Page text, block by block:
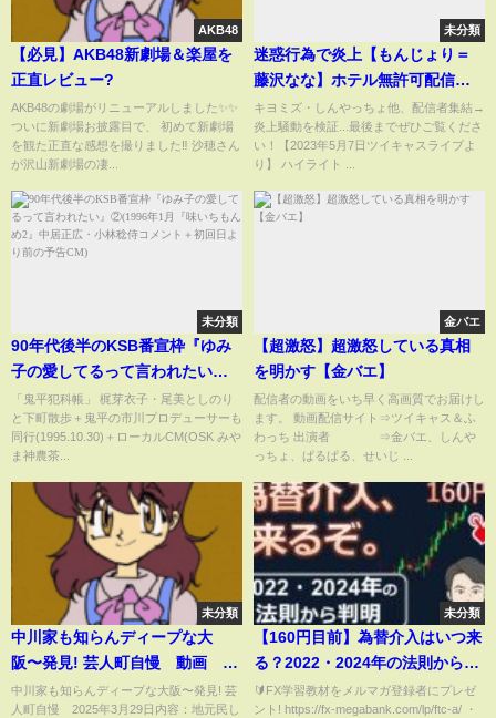
AKB48
【必見】AKB48新劇場＆楽屋を
正直レビュー?
AKB48の劇場がリニューアルしました✨✨
ついに新劇場お披露目で、 初めて新劇場
を観た正直な感想を撮りました‼️ 沙穂さん
が沢山新劇場の凄...
未分類
迷惑行為で炎上【もんじょり＝
藤沢なな】ホテル無許可配信→
スタッフに暴●して逃亡...ツイキ
ャスに未来はあるのか？ #コレコ
レ切り抜き #ツイキャス
キヨミズ・しんやっちょ他、配信者集結→
炎上騒動を検証...最後までぜひご覧くださ
い！【2023年5月7日ツイキャスライブよ
り】 ハイライト ...
未分類
90年代後半のKSB番宣枠『ゆみ
子の愛してるって言われたい』
②(1996年1月『味いちもんめ2』
中居正広・小林稔侍コメント＋
初回日より前の予告CM)
「鬼平犯科帳」 梶芽衣子・尾美としのり
と下町散歩＋鬼平の市川プロデューサーも
同行(1995.10.30)＋ローカルCM(OSK みや
ま神農茶...
金バエ
【超激怒】超激怒している真相
を明かす【金バエ】
配信者の動画をいち早く高画質でお届けし
ます。 動画配信サイト⇒ツイキャス＆ふ
わっち 出演者 ⇒金バエ、しんや
っちょ、ぱるぱる、せいじ ...
未分類
中川家も知らんディープな大
阪〜発見! 芸人町自慢 動画
2025年3月29日
中川家も知らんディープな大阪〜発見! 芸
人町自慢 2025年3月29日内容：地元民し
未分類
【160円目前】為替介入はいつ来
る？2022・2024年の法則から導
く「Xデー」
🔰FX学習教材をメルマガ登録者にプレゼ
ント! https://fx-megabank.com/lp/ftc-a/ ・